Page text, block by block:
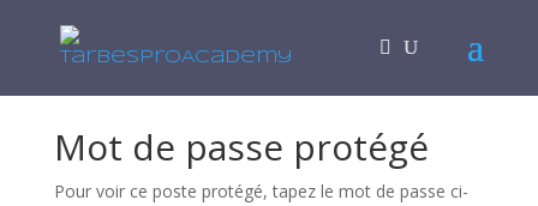
Mot de passe protégé
Pour voir ce poste protégé, tapez le mot de passe ci-